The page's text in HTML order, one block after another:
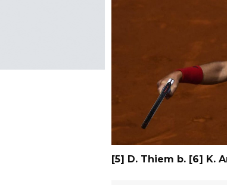
[5] D. Thiem b. [6] K.